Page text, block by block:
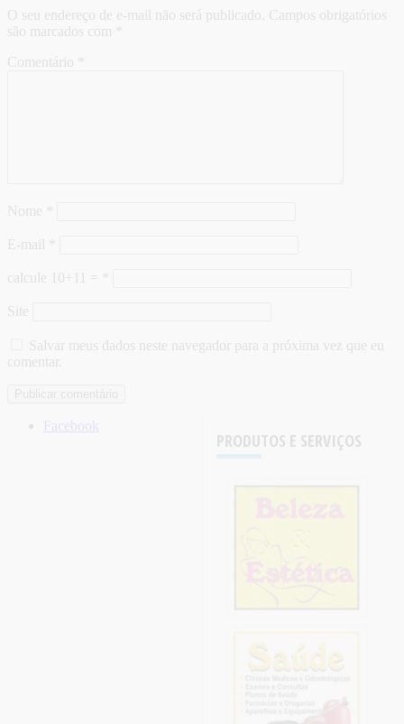
O seu endereço de e-mail não será publicado. Campos obrigatórios
são marcados com
Comentário
Nome
E-mail
calcule 10+11 =
Site
Salvar meus dados neste navegador para a próxima vez que eu
comentar.
PRODUTOS E SERVIÇOS
Facebook